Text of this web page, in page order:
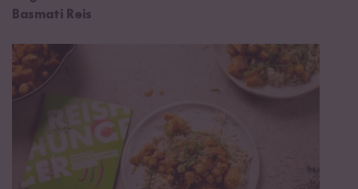
Basmati Reis